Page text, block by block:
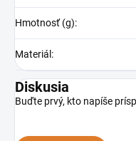
Hmotnosť (g):
Materiál :
Diskusia
Buďte prvý, kto napíše